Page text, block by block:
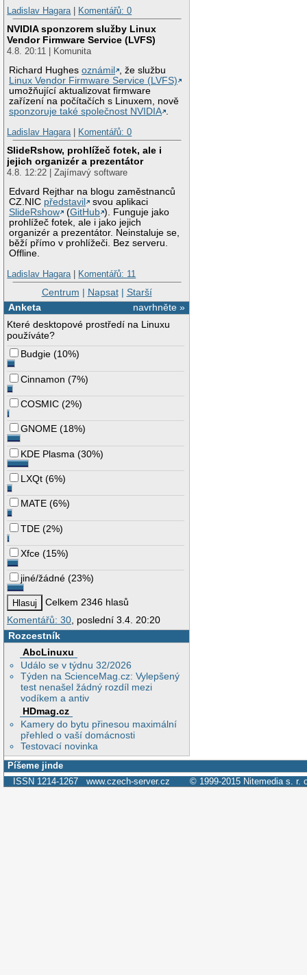
Ladislav Hagara| Komentářů: 0
NVIDIA sponzorem služby Linux
Vendor Firmware Service (LVFS)
4.8. 20:11 | Komunita
Richard Hughesoznámil
, že službu
Linux Vendor Firmware Service (LVFS)
umožňující aktualizovat firmware
zařízení na počítačích s Linuxem, nově
sponzoruje také společnost NVIDIA .
Ladislav Hagara| Komentářů: 0
SlideRshow, prohlížeč fotek, ale i
jejich organizér a prezentátor
4.8. 12:22 | Zajímavý software
Edvard Rejthar na blogu zaměstnanců
CZ.NIC představil
svou aplikaci
SlideRshow
(GitHub ). Funguje jako
prohlížeč fotek, ale i jako jejich
organizér a prezentátor. Neinstaluje se,
běží přímo v prohlížeči. Bez serveru.
Offline.
Ladislav Hagara| Komentářů: 11
Centrum | Napsat| Starší
navrhněte »
Anketa
Které desktopové prostředí na Linuxu
používáte?
Budgie (10%)
Cinnamon (7%)
COSMIC (2%)
GNOME (18%)
KDE Plasma (30%)
LXQt (6%)
MATE (6%)
TDE (2%)
Xfce (15%)
jiné/žádné (23%)
Celkem 2346 hlasů
Komentářů: 30 , poslední 3.4. 20:20
Rozcestník
AbcLinuxu
Událo se v týdnu 32/2026
Týden na ScienceMag.cz: Vylepšený
test nenašel žádný rozdíl mezi
vodíkem a antiv
HDmag.cz
Kamery do bytu přinesou maximální
přehled o vaší domácnosti
Testovací novinka
Píšeme jinde
ISSN 1214-1267 www.czech-server.cz © 1999-2015 Nitemedia s. r.